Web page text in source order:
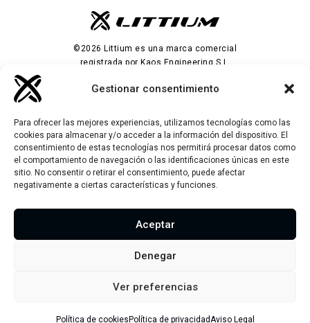
Gestionar consentimiento
Para ofrecer las mejores experiencias, utilizamos tecnologías como las
cookies para almacenar y/o acceder a la información del dispositivo. El
consentimiento de estas tecnologías nos permitirá procesar datos como
el comportamiento de navegación o las identificaciones únicas en este
sitio. No consentir o retirar el consentimiento, puede afectar
negativamente a ciertas características y funciones.
Aceptar
Denegar
Ver preferencias
Política de cookies Política de privacidadAviso Legal
©2026 Littium es una marca comercial
registrada por Kaos Engineering S.L.
Empresa
Garantía
Hazte distribuidor
Productos
Ibiza Rainbow Yellow Stone
Ibiza Rainbow Pink Panther
Política de cookies
Condiciones Generales